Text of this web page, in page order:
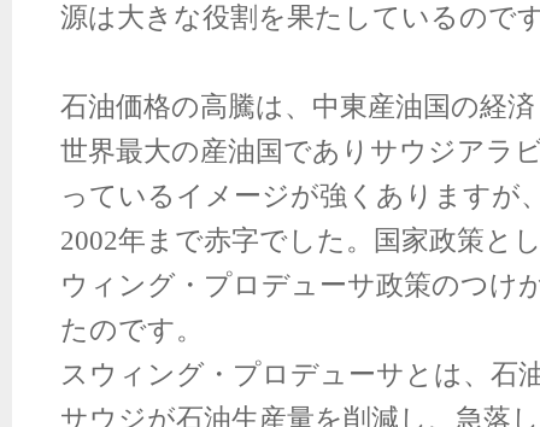
源は大きな役割を果たしているので
石油価格の高騰は、中東産油国の経
世界最大の産油国でありサウジアラ
っているイメージが強くありますが
2002年まで赤字でした。国家政策と
ウィング・プロデューサ政策のつけ
たのです。
スウィング・プロデューサとは、石
サウジが石油生産量を削減し、急落